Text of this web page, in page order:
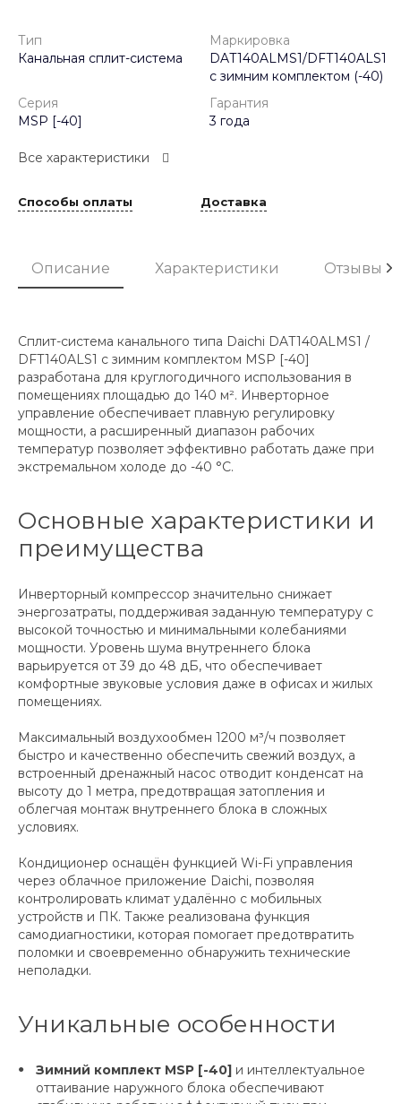
Тип
Канальная сплит-система
Маркировка
DAT140ALMS1/DFT140ALS1
с зимним комплектом (-40)
Серия
MSP [-40]
Гарантия
3 года
Все характеристики
Способы оплаты Доставка
Описание Характеристики Отзывы
Сплит-система канального типа Daichi DAT140ALMS1 /
DFT140ALS1 с зимним комплектом MSP [-40]
разработана для круглогодичного использования в
помещениях площадью до 140 м². Инверторное
управление обеспечивает плавную регулировку
мощности, а расширенный диапазон рабочих
температур позволяет эффективно работать даже при
экстремальном холоде до -40 °С.
Основные характеристики и
преимущества
Инверторный компрессор значительно снижает
энергозатраты, поддерживая заданную температуру с
высокой точностью и минимальными колебаниями
мощности. Уровень шума внутреннего блока
варьируется от 39 до 48 дБ, что обеспечивает
комфортные звуковые условия даже в офисах и жилых
помещениях.
Максимальный воздухообмен 1200 м³/ч позволяет
быстро и качественно обеспечить свежий воздух, а
встроенный дренажный насос отводит конденсат на
высоту до 1 метра, предотвращая затопления и
облегчая монтаж внутреннего блока в сложных
условиях.
Кондиционер оснащён функцией Wi-Fi управления
через облачное приложение Daichi, позволяя
контролировать климат удалённо с мобильных
устройств и ПК. Также реализована функция
самодиагностики, которая помогает предотвратить
поломки и своевременно обнаружить технические
неполадки.
Уникальные особенности
Зимний комплект MSP [-40] и интеллектуальное
оттаивание наружного блока обеспечивают